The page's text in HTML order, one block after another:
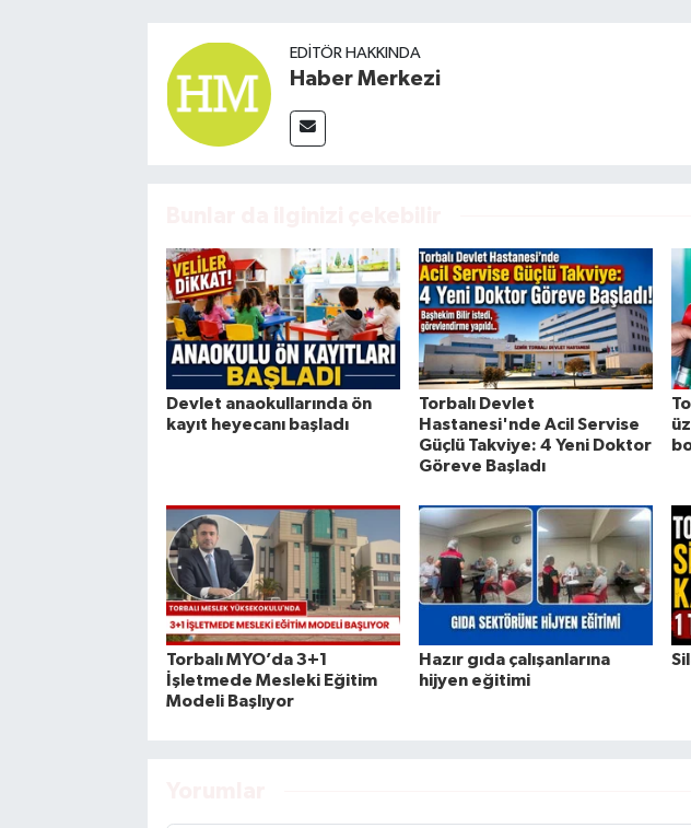
EDITÖR HAKKINDA
Haber Merkezi
Devlet anaokullarında ön
kayıt heyecanı başladı
Torbalı Devlet
Hastanesi'nde Acil Servise
Güçlü Takviye: 4 Yeni Doktor
Göreve Başladı
Torbalı MYO’da 3+1
İşletmede Mesleki Eğitim
Modeli Başlıyor
Hazır gıda çalışanlarına
hijyen eğitimi